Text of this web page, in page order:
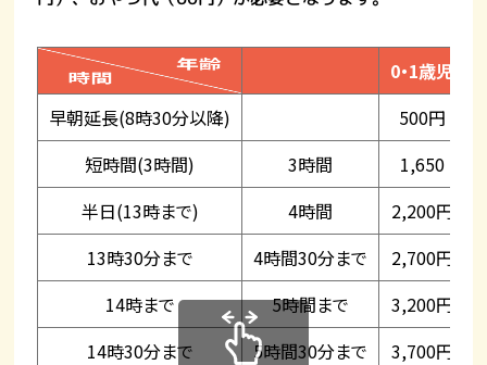
0・1歳児
早朝延長(8時30分以降)
500円
短時間(3時間)
3時間
1,650
半日(13時まで)
4時間 2,200円
13時30分まで
4時間30分まで 2,700円
14時まで
5時間まで 3,200円
14時30分まで
5時間30分まで 3,700円